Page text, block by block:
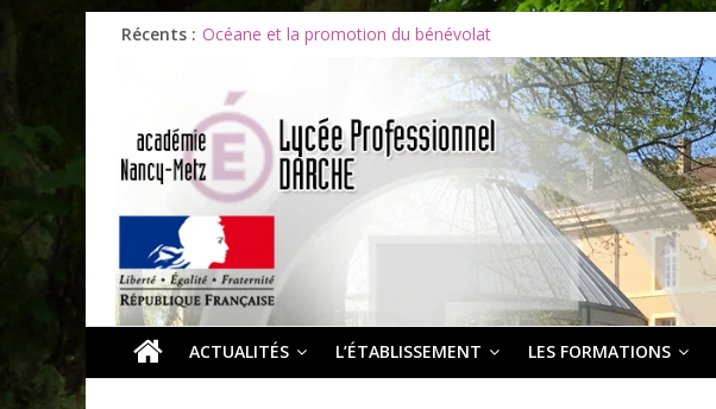
Récents :
Les ULiS en haut du podium
Océane et la promotion du bénévolat
Infos rentrée septembre 2026
Soirée d’adieux au Lycée Darche
ACTUALITÉS L’ÉTABLISSEMENT LES FORMATIONS